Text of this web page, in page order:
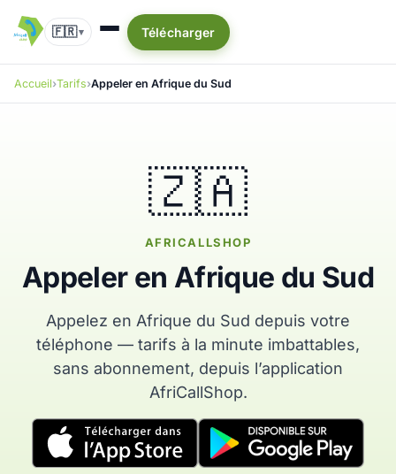
🇫🇷▾ Télécharger
Accueil Tarifs Appeler en Afrique du Sud
🇿🇦
AFRICALLSHOP
Appeler en Afrique du Sud
Appelez en Afrique du Sud depuis votre
téléphone — tarifs à la minute imbattables,
sans abonnement, depuis l’application
AfriCallShop.